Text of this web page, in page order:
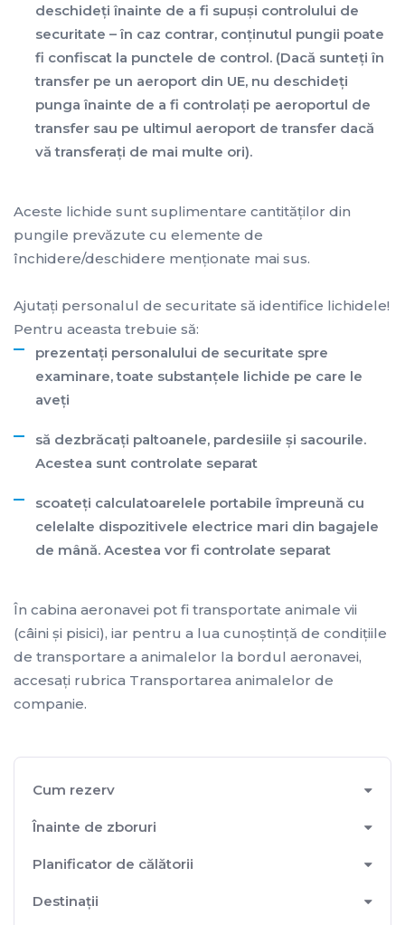
Cum rezerv
Înainte de zboruri
Planificator de călătorii
Destinații
deschideţi înainte de a fi supuşi controlului de
securitate – în caz contrar, conţinutul pungii poate
fi confiscat la punctele de control. (Dacă sunteţi în
transfer pe un aeroport din UE, nu deschideţi
punga înainte de a fi controlaţi pe aeroportul de
transfer sau pe ultimul aeroport de transfer dacă
vă transferaţi de mai multe ori).
Aceste lichide sunt suplimentare cantităţilor din
pungile prevăzute cu elemente de
închidere/deschidere menţionate mai sus.
Ajutaţi personalul de securitate să identifice lichidele!
Pentru aceasta trebuie să:
prezentaţi personalului de securitate spre
examinare, toate substanţele lichide pe care le
aveţi
să dezbrăcaţi paltoanele, pardesiile şi sacourile.
Acestea sunt controlate separat
scoateţi calculatoarelele portabile împreună cu
celelalte dispozitivele electrice mari din bagajele
de mână. Acestea vor fi controlate separat
În cabina aeronavei pot fi transportate animale vii
(câini şi pisici), iar pentru a lua cunoştinţă de condiţiile
de transportare a animalelor la bordul aeronavei,
accesaţi rubrica Transportarea animalelor de
companie.